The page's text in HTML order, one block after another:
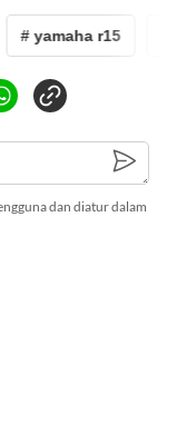
# yamaha r15
dan diatur dalam